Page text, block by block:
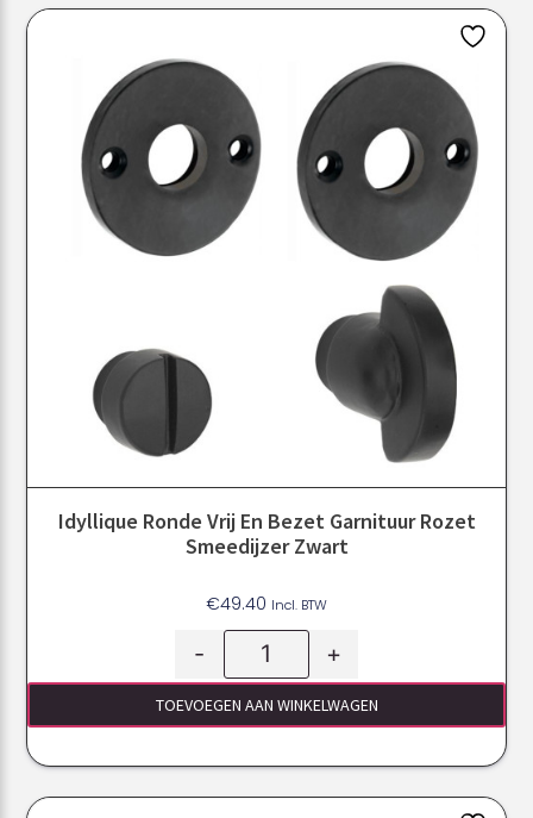
Idyllique Ronde Vrij En Bezet Garnituur Rozet
Smeedijzer Zwart
€49.40 Incl. BTW
- +
TOEVOEGEN AAN WINKELWAGEN